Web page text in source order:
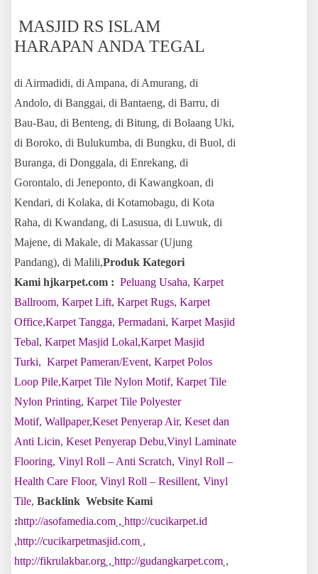
MASJID RS ISLAM
HARAPAN ANDA TEGAL
di Airmadidi, di Ampana, di Amurang, di
Andolo, di Banggai, di Bantaeng, di Barru, di
Bau-Bau, di Benteng, di Bitung, di Bolaang Uki,
di Boroko, di Bulukumba, di Bungku, di Buol, di
Buranga, di Donggala, di Enrekang, di
Gorontalo, di Jeneponto, di Kawangkoan, di
Kendari, di Kolaka, di Kotamobagu, di Kota
Raha, di Kwandang, di Lasusua, di Luwuk, di
Majene, di Makale, di Makassar (Ujung
Pandang), di Malili,Produk Kategori
Kami hjkarpet.com : Peluang Usaha, Karpet
Ballroom, Karpet Lift, Karpet Rugs, Karpet
Office,Karpet Tangga, Permadani, Karpet Masjid
Tebal, Karpet Masjid Lokal,Karpet Masjid
Turki, Karpet Pameran/Event, Karpet Polos
Loop Pile,Karpet Tile Nylon Motif, Karpet Tile
Nylon Printing, Karpet Tile Polyester
Motif, Wallpaper,Keset Penyerap Air, Keset dan
Anti Licin, Keset Penyerap Debu,Vinyl Laminate
Flooring, Vinyl Roll – Anti Scratch, Vinyl Roll –
Health Care Floor, Vinyl Roll – Resillent, Vinyl
Tile, Backlink Website Kami
:http://asofamedia.com , http://cucikarpet.id
,http://cucikarpetmasjid.com ,
http://fikrulakbar.org , http://gudangkarpet.com ,